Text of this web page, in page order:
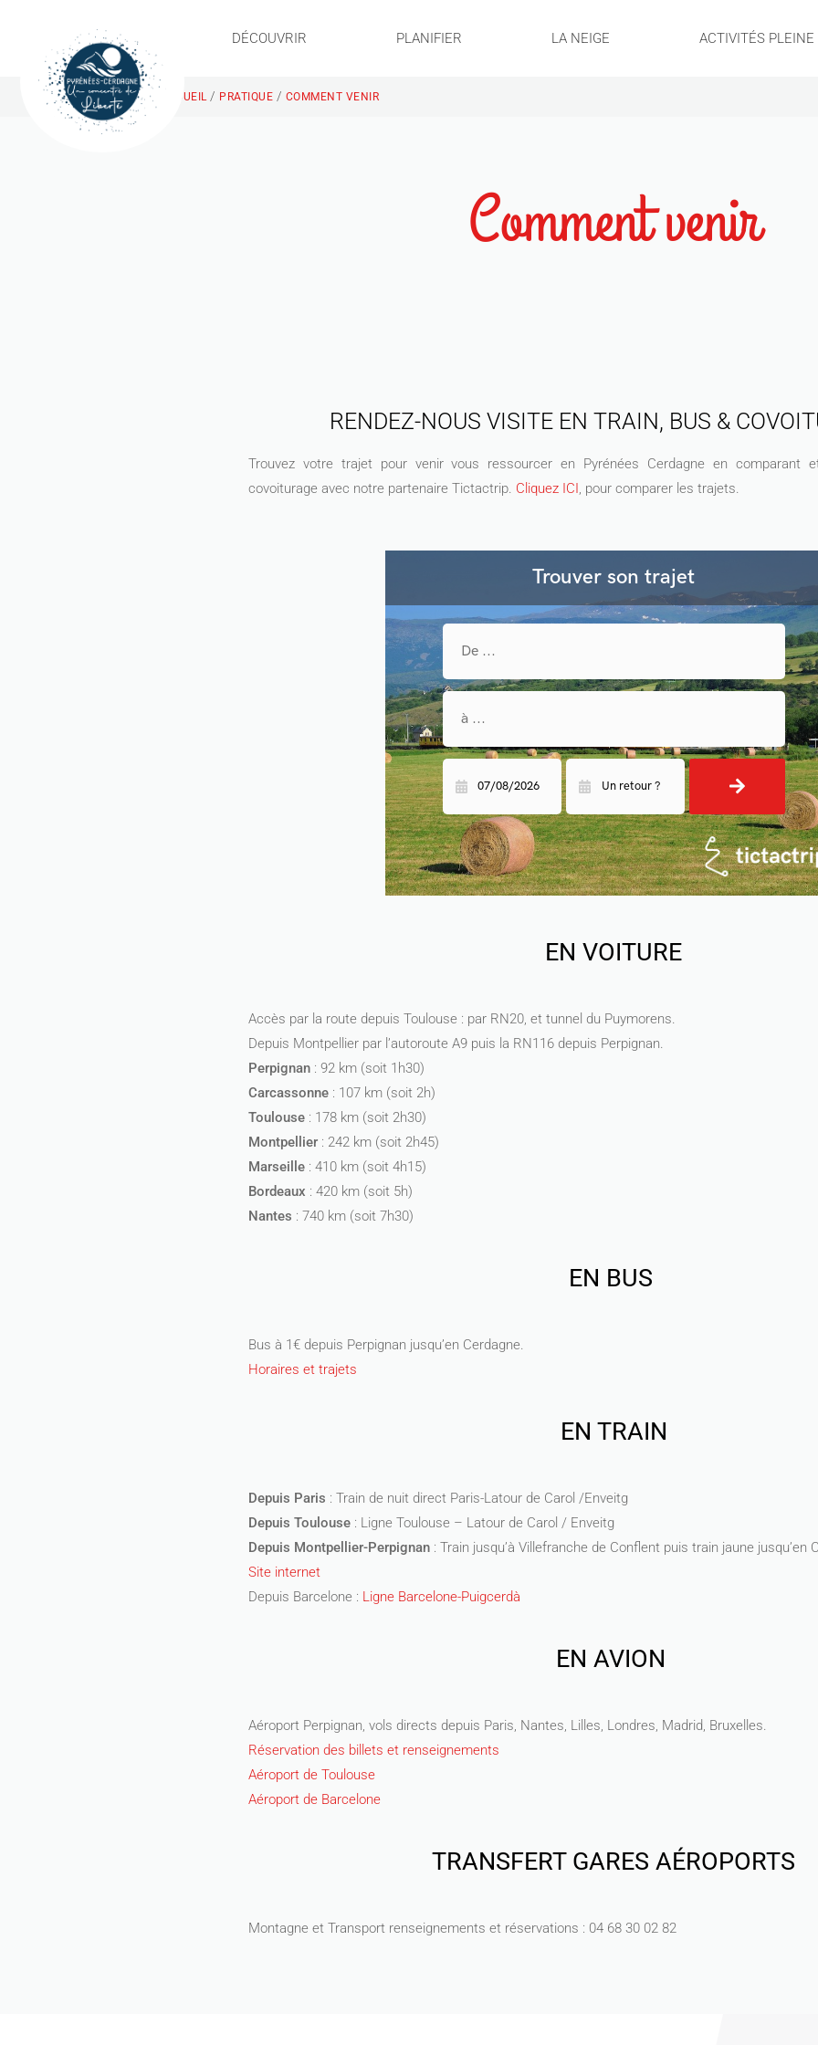
DÉCOUVRIR PLANIFIER LA NEIGE ACTIVITÉS PLEINE
ACCUEIL / PRATIQUE / COMMENT VENIR
Comment venir
RENDEZ-NOUS VISITE EN TRAIN, BUS &
Trouvez votre trajet pour venir vous ressourcer en Pyrénées Cerdagne en comparant
covoiturage avec notre partenaire Tictactrip. Cliquez ICI, pour comparer les trajets.
EN VOITURE
Accès par la route depuis Toulouse : par RN20, et tunnel du Puymorens.
Depuis Montpellier par l’autoroute A9 puis la RN116 depuis Perpignan.
Perpignan : 92 km (soit 1h30)
Carcassonne : 107 km (soit 2h)
Toulouse : 178 km (soit 2h30)
Montpellier : 242 km (soit 2h45)
Marseille : 410 km (soit 4h15)
Bordeaux : 420 km (soit 5h)
Nantes : 740 km (soit 7h30)
EN BUS
Bus à 1€ depuis Perpignan jusqu’en Cerdagne.
Horaires et trajets
EN TRAIN
Depuis Paris : Train de nuit direct Paris-Latour de Carol /Enveitg
Depuis Toulouse : Ligne Toulouse – Latour de Carol / Enveitg
Depuis Montpellier-Perpignan : Train jusqu’à Villefranche de Conflent puis train jaune jusqu’en
Site internet
Depuis Barcelone : Ligne Barcelone-Puigcerdà
EN AVION
Aéroport Perpignan, vols directs depuis Paris, Nantes, Lilles, Londres, Madrid, Bruxelles.
Réservation des billets et renseignements
Aéroport de Toulouse
Aéroport de Barcelone
TRANSFERT GARES AÉROPORTS
Montagne et Transport renseignements et réservations : 04 68 30 02 82